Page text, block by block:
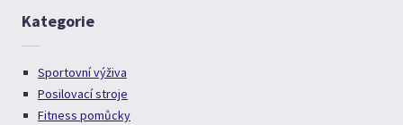
Kategorie
Sportovní výživa
Posilovací stroje
Fitness pomůcky